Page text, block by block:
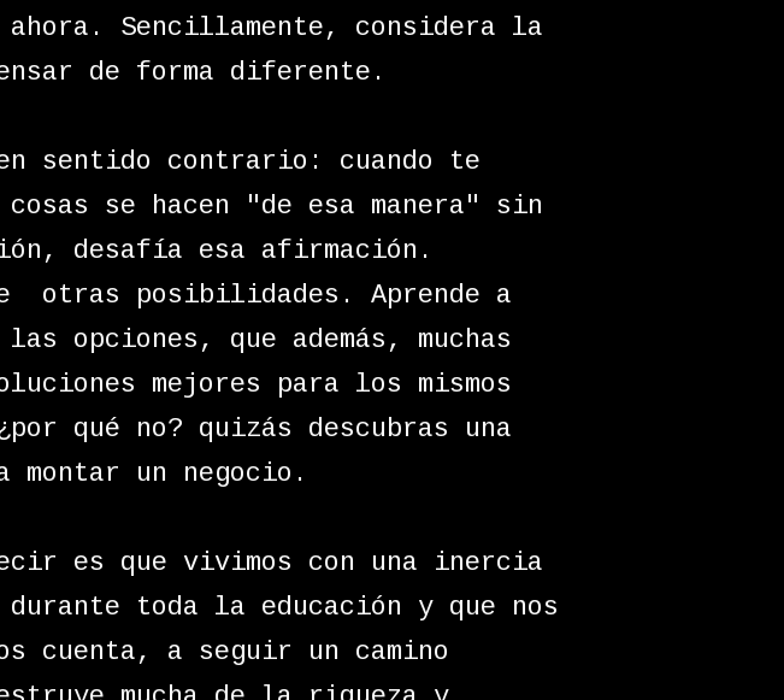
Sencillamente, considera la
de forma diferente.
sentido contrario: cuando te
se hacen "de esa manera" sin
desafía esa afirmación.
otras posibilidades. Aprende a
opciones, que además, muchas
mejores para los mismos
qué no? quizás descubras una
montar un negocio.
es que vivimos con una inercia
toda la educación y que nos
cuenta, a seguir un camino